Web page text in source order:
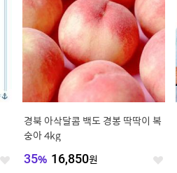
좋
경북 아삭달콤 백도 경봉 딱딱이 복
숭아 4kg
35% 16,850원 좋